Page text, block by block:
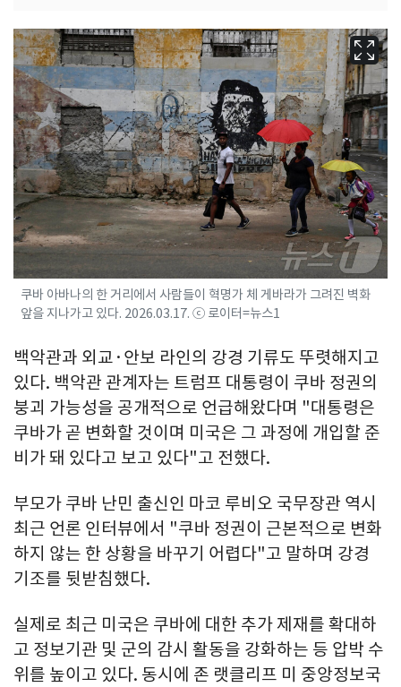
쿠바 아바나의 한 거리에서 사람들이 혁명가 체 게바라가 그려진 벽화
앞을 지나가고 있다. 2026.03.17. ⓒ 로이터=뉴스1
백악관과 외교·안보 라인의 강경 기류도 뚜렷해지고
있다. 백악관 관계자는 트럼프 대통령이 쿠바 정권의
붕괴 가능성을 공개적으로 언급해왔다며 "대통령은
쿠바가 곧 변화할 것이며 미국은 그 과정에 개입할 준
비가 돼 있다고 보고 있다"고 전했다.
부모가 쿠바 난민 출신인 마코 루비오 국무장관 역시
최근 언론 인터뷰에서 "쿠바 정권이 근본적으로 변화
하지 않는 한 상황을 바꾸기 어렵다"고 말하며 강경
기조를 뒷받침했다.
실제로 최근 미국은 쿠바에 대한 추가 제재를 확대하
고 정보기관 및 군의 감시 활동을 강화하는 등 압박 수
위를 높이고 있다. 동시에 존 랫클리프 미 중앙정보국